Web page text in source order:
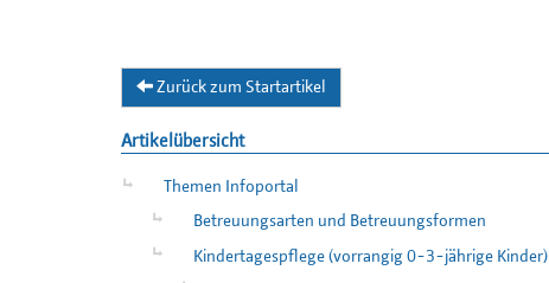
Zurück zum Startartikel
Artikelübersicht
Themen Infoportal
Betreuungsarten und Betreuungsformen
Kindertagespflege (vorrangig 0-3-jährige Kinder)